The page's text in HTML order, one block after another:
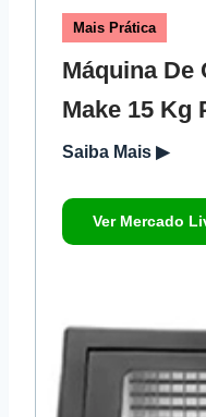
Mais Prática
Máquina De
Make 15 Kg
Saiba Mais ▶
Ver Mercado